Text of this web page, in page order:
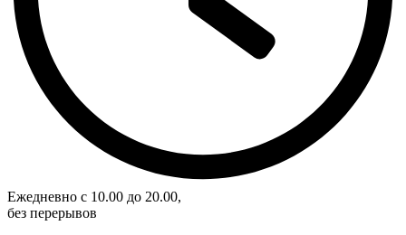
Eжедневно с 10.00 до 20.00,
без перерывов